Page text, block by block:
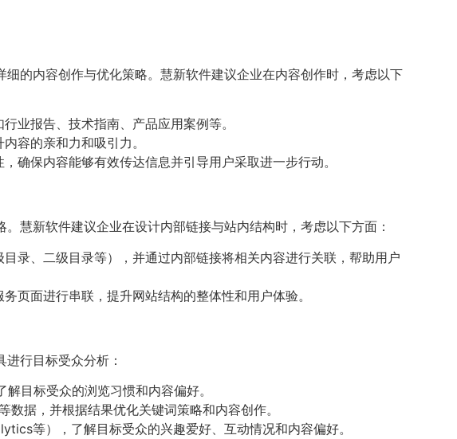
的内容创作与优化策略。慧新软件建议企业在内容创作时，考虑以下
业报告、技术指南、产品应用案例等。
容的亲和力和吸引力。
确保内容能够有效传达信息并引导用户采取进一步行动。
慧新软件建议企业在设计内部链接与站内结构时，考虑以下方面：
录、二级目录等），并通过内部链接将相关内容进行关联，帮助用户
页面进行串联，提升网站结构的整体性和用户体验。
行目标受众分析：
目标受众的浏览习惯和内容偏好。
据，并根据结果优化关键词策略和内容创作。
等），了解目标受众的兴趣爱好、互动情况和内容偏好。